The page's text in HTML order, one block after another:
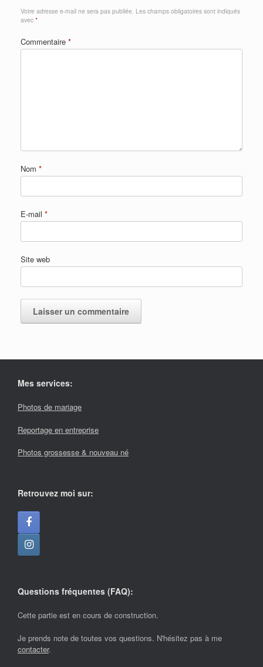
Votre adresse e-mail ne sera pas publiée. Les champs obligatoires sont indiqués
avec *
Commentaire *
Nom *
E-mail *
Site web
Mes services:
Photos de mariage
Reportage en entreprise
Photos grossesse & nouveau né
Retrouvez moi sur:
Questions fréquentes (FAQ):
Cette partie est en cours de construction.
Je prends note de toutes vos questions. N'hésitez pas à me
contacter.